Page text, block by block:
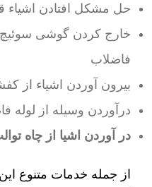
حل مشکل افتادن اشیاء
خارج کردن گوشی سوئیچ
فاضلاب
بیرون آوردن اشیاء از
درآوردن وسیله از لوله
در آوردن اشیا از چاه
از جمله خدمات متنوع